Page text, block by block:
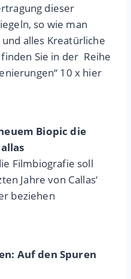
dieser
so wie man
alles Kreatürliche
Sie in der Reihe
10 x hier
Biopic die
Filmbiografie soll
Jahre von Callas‘
beziehen
Auf den Spuren